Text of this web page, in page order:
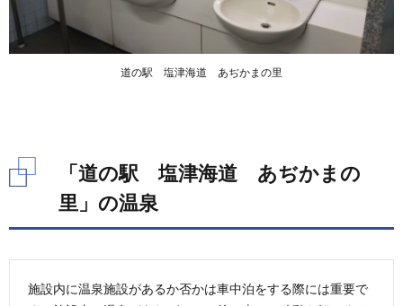
道の駅 塩津海道 あぢかまの里
「道の駅 塩津海道 あぢかまの
里」の温泉
施設内に温泉施設があるか否かは車中泊をする際には重要で